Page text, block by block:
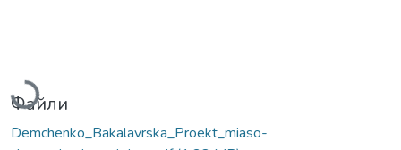
Вантажиться...
Файли
Demchenko_Bakalavrska_Proekt_miaso-